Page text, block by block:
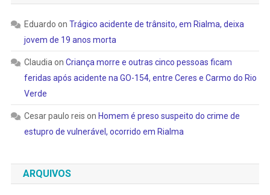
Eduardo on Trágico acidente de trânsito, em Rialma, deixa
jovem de 19 anos morta
Claudia on Criança morre e outras cinco pessoas ficam
feridas após acidente na GO-154, entre Ceres e Carmo do Rio
Verde
Cesar paulo reis on Homem é preso suspeito do crime de
estupro de vulnerável, ocorrido em Rialma
ARQUIVOS